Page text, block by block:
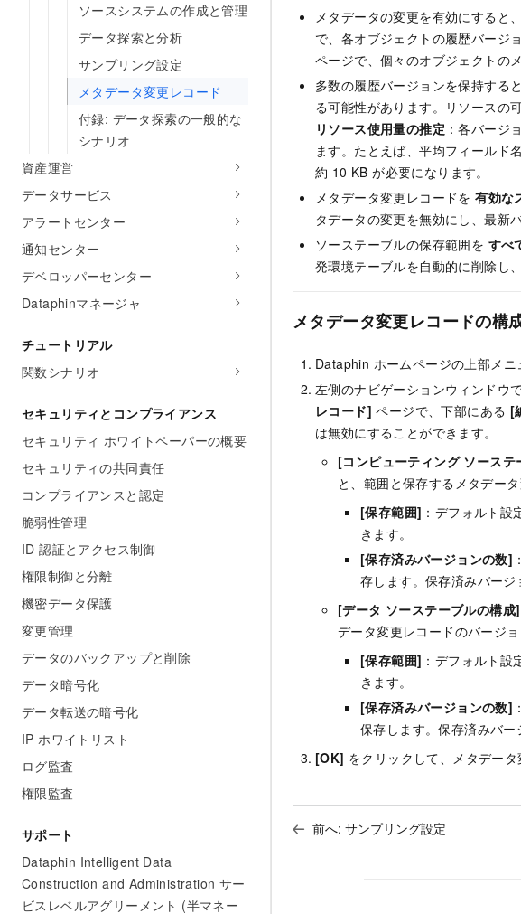
ソースシステムの作成と管理
データ探索と分析
サンプリング設定
メタデータ変更レコード
付録: データ探索の一般的な
シナリオ
資産運営
データサービス
アラートセンター
通知センター
デベロッパーセンター
Dataphinマネージャ
チュートリアル
関数シナリオ
セキュリティとコンプライアンス
セキュリティ ホワイトペーパーの概要
セキュリティの共同責任
コンプライアンスと認定
脆弱性管理
ID 認証とアクセス制御
権限制御と分離
機密データ保護
変更管理
データのバックアップと削除
データ暗号化
データ転送の暗号化
IP ホワイトリスト
ログ監査
権限監査
サポート
Dataphin Intelligent Data
Construction and Administration サー
ビスレベルアグリーメント (半マネー
メタデータの変更を有効にすると、
で、各オブジェクトの履歴バージ
ページで、個々のオブジェクトの
多数の履歴バージョンを保持する
る可能性があります。リソースの
リソース使用量の推定 ：各バージ
ます。たとえば、平均フィールド
約 10 KB が必要になります。
メタデータ変更レコードを有効な
タデータの変更を無効にし、最新
ソーステーブルの保存範囲を すべ
発環境テーブルを自動的に削除し
メタデータ変更レコードの構
Dataphin ホームページの上部メニ
左側のナビゲーションウィンドウで
レコード] ページで、下部にある [
は無効にすることができます。
[コンピューティング ソーステ
と、範囲と保存するメタデー
[保存範囲] ：デフォルト設
きます。
[保存済みバージョンの数]
存します。保存済みバー
[データ ソーステーブルの構成]
データ変更レコードのバージョ
[保存範囲] ：デフォルト設
きます。
[保存済みバージョンの数]
保存します。保存済みバー
[OK] をクリックして、メタデータ
前へ: サンプリング設定